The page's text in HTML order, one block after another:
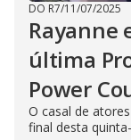
DO R7/11/07/2025
Rayanne
última
Power
O casal de
final desta